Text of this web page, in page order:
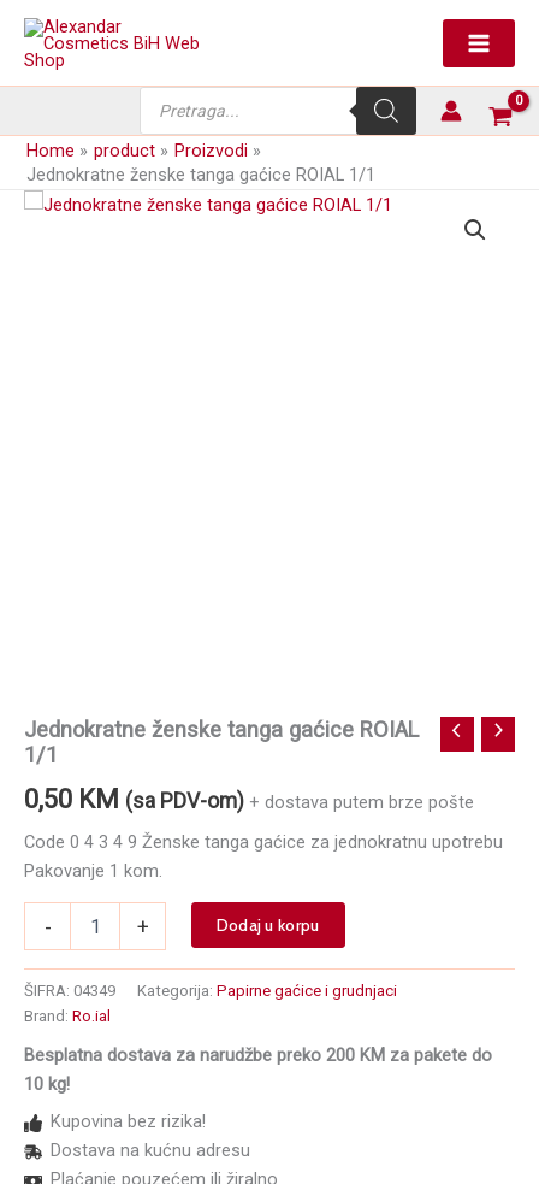
Skip
content
search
Home product
Proizvodi
Jednokratne ženske tanga gaćice ROIAL 1/1
Jednokratne ženske tanga gaćice ROIAL
1/1
0,50 KM (sa PDV-om) + dostava putem brze pošte
Code 0 4 3 4 9 Ženske tanga gaćice za jednokratnu upotrebu
Pakovanje 1 kom.
-
gaćice
ROIAL
količina
+ Dodaj u korpu
ŠIFRA: 04349 Kategorija: Papirne gaćice i grudnjaci
Brand: Ro.ial
Besplatna dostava za narudžbe preko 200 KM za pakete do
10 kg!
Kupovina bez rizika!
Dostava na kućnu adresu
Plaćanje pouzećem ili žiralno
gaćice
ROIAL
1/1